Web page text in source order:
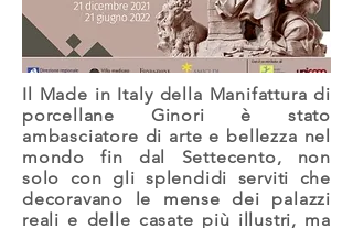
Il Made in Italy della Manifattura di
porcellane Ginori è stato
ambasciatore di arte e bellezza nel
mondo fin dal Settecento, non
solo con gli splendidi serviti che
decoravano le mense dei palazzi
reali e delle casate più illustri, ma